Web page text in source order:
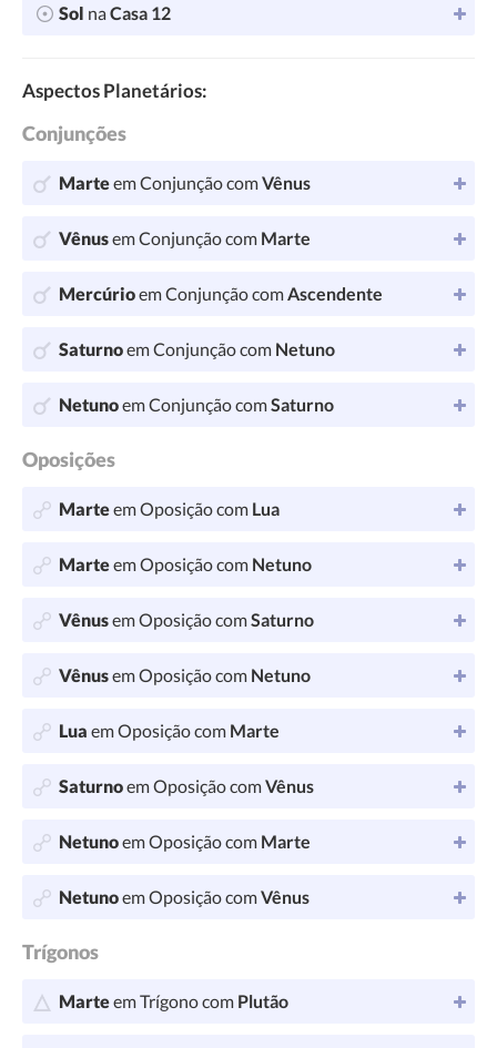
Sol naCasa 12
Aspectos Planetários:
Conjunções
Marteem Conjunção comVênus
Vênusem Conjunção com Marte
Mercúrioem Conjunção comAscendente
Saturnoem Conjunção com Netuno
Netunoem Conjunção comSaturno
Oposições
Marteem Oposição com Lua
Marteem Oposição com Netuno
Vênusem Oposição comSaturno
Vênusem Oposição com Netuno
Lua em Oposição com Marte
Saturnoem Oposição comVênus
Netunoem Oposição com Marte
Netunoem Oposição comVênus
Trígonos
Marteem Trígono com Plutão